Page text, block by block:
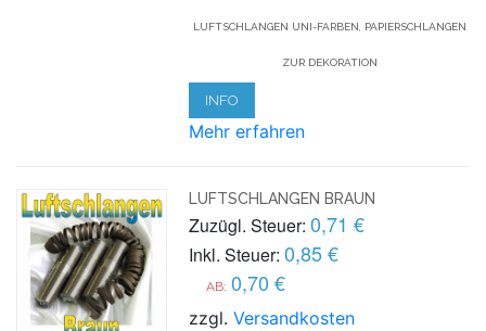
LUFTSCHLANGEN UNI-FARBEN, PAPIERSCHLANGEN
ZUR DEKORATION
INFO
Mehr erfahren
LUFTSCHLANGEN BRAUN
Zuzügl. Steuer: 0,71 €
Inkl. Steuer: 0,85 €
AB: 0,70 €
zzgl.Versandkosten